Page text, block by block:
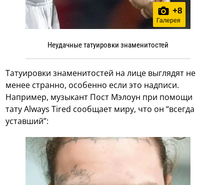
+8
Галерея
Неудачные татуировки знаменитостей
Татуировки знаменитостей на лице выглядят не
менее странно, особенно если это надписи.
Например, музыкант Пост Мэлоун при помощи
тату Always Tired сообщает миру, что он “всегда
уставший”: